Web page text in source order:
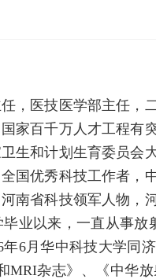
，医技医学部主任，
家百千万人才工程有
生和计划生育委员会
国优秀科技工作者，
南省科技领军人物，
业以来，一直从事
6月华中科技大学同
杂志》、《中华